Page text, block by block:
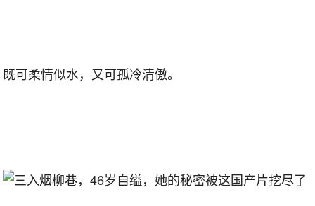
既可柔情似水，又可孤冷清傲。